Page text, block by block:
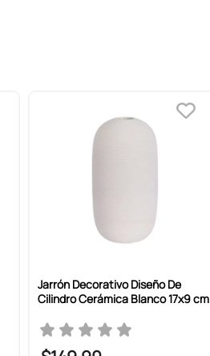
Jarrón Decorativo Diseño De
Cilindro Cerámica Blanco 17x9 cm